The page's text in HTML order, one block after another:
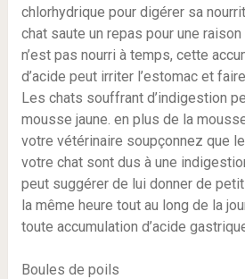
chlorhydrique pour digérer sa
chat saute un repas pour une raison
n’est pas nourri à temps, cette
d’acide peut irriter l’estomac et
Les chats souffrant d’indigestion
mousse jaune. en plus de la
votre vétérinaire soupçonnez que
votre chat sont dus à une
peut suggérer de lui donner de
la même heure tout au long de la
toute accumulation d’acide
Boules de poils